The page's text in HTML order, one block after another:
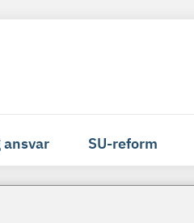
ansvar SU-reform